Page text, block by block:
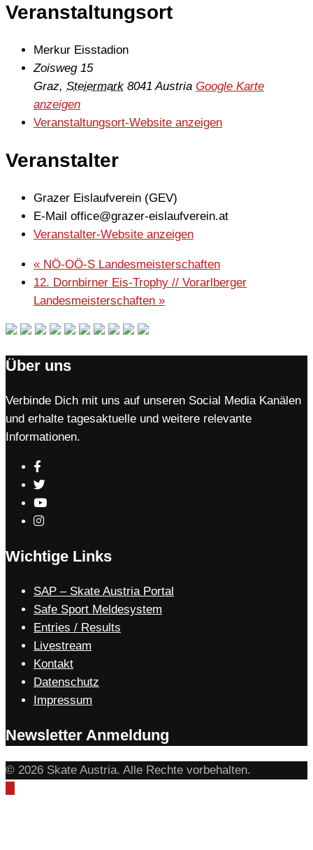
Veranstaltungsort
Merkur Eisstadion
Zoisweg 15
Graz, Steiermark 8041 Austria Google Karte
anzeigen
Veranstaltungsort-Website anzeigen
Veranstalter
Grazer Eislaufverein (GEV)
E-Mail office@grazer-eislaufverein.at
Veranstalter-Website anzeigen
« NÖ-OÖ-S Landesmeisterschaften
12. Dornbirner Eis-Trophy // Vorarlberger
Landesmeisterschaften »
Über uns
Verbinde Dich mit uns auf unseren Social Media Kanälen
und erhalte tagesaktuelle und weitere relevante
Informationen.
Wichtige Links
SAP – Skate Austria Portal
Safe Sport Meldesystem
Entries / Results
Livestream
Kontakt
Datenschutz
Impressum
Newsletter Anmeldung
© 2026 Skate Austria. Alle Rechte vorbehalten.